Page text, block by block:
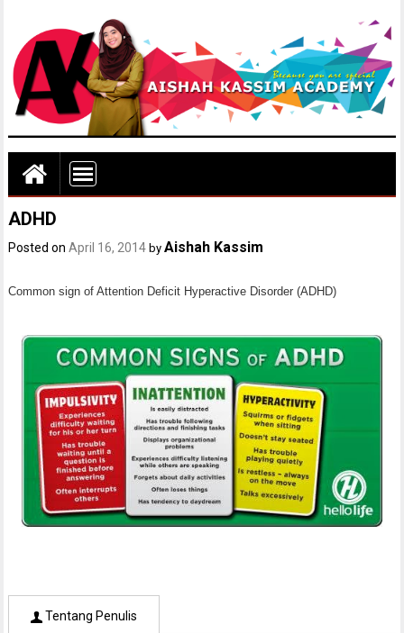
ADHD
Posted onApril 16, 2014 byAishah Kassim
Common sign of Attention Deficit Hyperactive Disorder (ADHD)
Tentang Penulis